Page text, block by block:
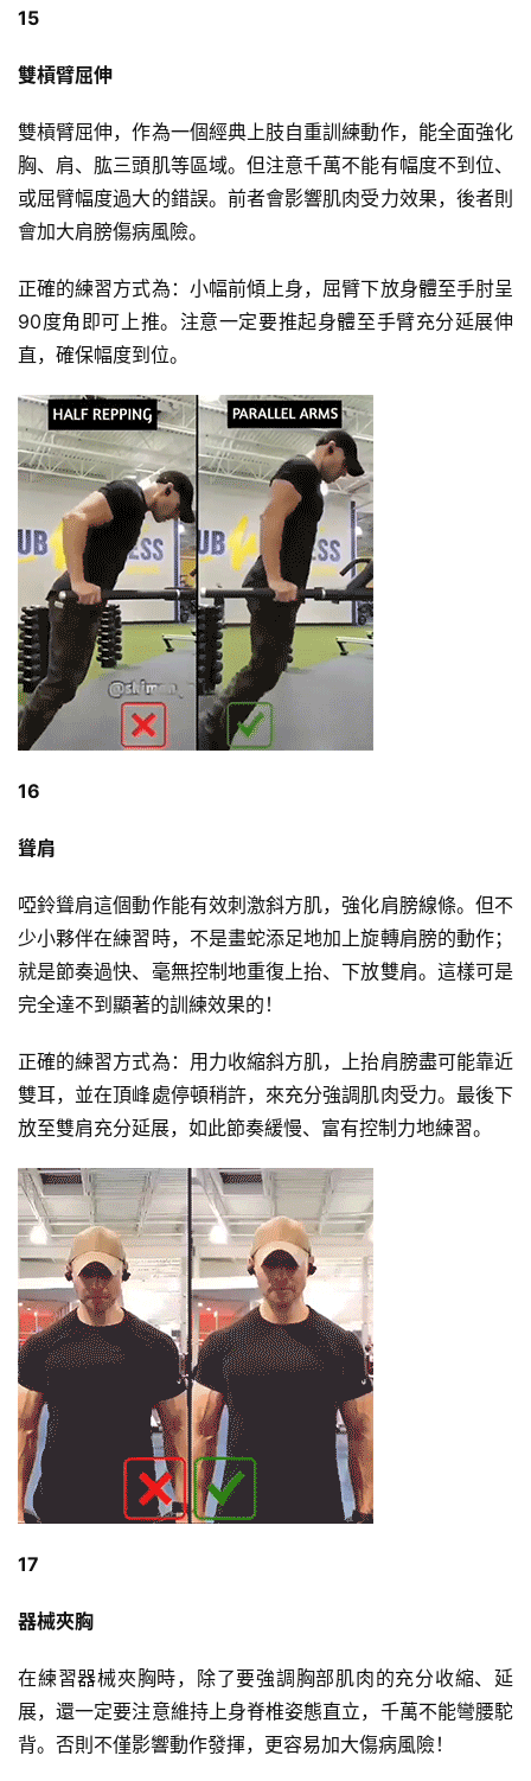
15
雙槓臂屈伸
雙槓臂屈伸，作為一個經典上肢自重訓練動作，能全面強化
胸、肩、肱三頭肌等區域。但注意千萬不能有幅度不到位、
或屈臂幅度過大的錯誤。前者會影響肌肉受力效果，後者則
會加大肩膀傷病風險。
正確的練習方式為：小幅前傾上身，屈臂下放身體至手肘呈
90度角即可上推。注意一定要推起身體至手臂充分延展伸
直，確保幅度到位。
16
聳肩
啞鈴聳肩這個動作能有效刺激斜方肌，強化肩膀線條。但不
少小夥伴在練習時，不是畫蛇添足地加上旋轉肩膀的動作；
就是節奏過快、毫無控制地重復上抬、下放雙肩。這樣可是
完全達不到顯著的訓練效果的！
正確的練習方式為：用力收縮斜方肌，上抬肩膀盡可能靠近
雙耳，並在頂峰處停頓稍許，來充分強調肌肉受力。最後下
放至雙肩充分延展，如此節奏緩慢、富有控制力地練習。
17
器械夾胸
在練習器械夾胸時，除了要強調胸部肌肉的充分收縮、延
展，還一定要注意維持上身脊椎姿態直立，千萬不能彎腰駝
背。否則不僅影響動作發揮，更容易加大傷病風險！